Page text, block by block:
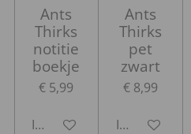
de hoogte
Ants
Thirks
notitie
boekje
€ 5,99
In winkelwagen
Ants
Thirks
pet
zwart
€ 8,99
In